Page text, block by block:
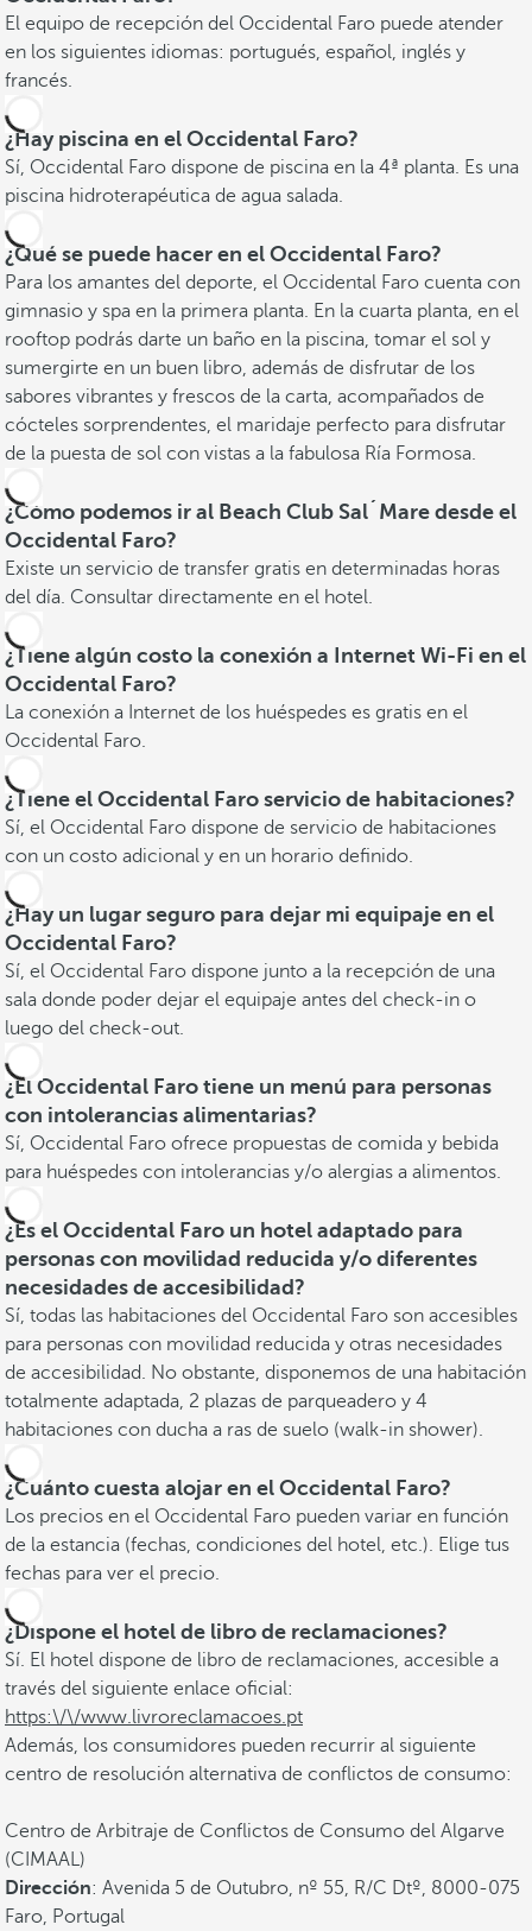
El equipo de recepción del Occidental Faro puede atender
en los siguientes idiomas: portugués, español, inglés y
francés.
¿Hay piscina en el Occidental Faro?
Sí, Occidental Faro dispone de piscina en la 4ª planta. Es una
piscina hidroterapéutica de agua salada.
¿Qué se puede hacer en el Occidental Faro?
Para los amantes del deporte, el Occidental Faro cuenta con
gimnasio y spa en la primera planta. En la cuarta planta, en el
rooftop podrás darte un baño en la piscina, tomar el sol y
sumergirte en un buen libro, además de disfrutar de los
sabores vibrantes y frescos de la carta, acompañados de
cócteles sorprendentes, el maridaje perfecto para disfrutar
de la puesta de sol con vistas a la fabulosa Ría Formosa.
¿Cómo podemos ir al Beach Club Sal´Mare desde el
Occidental Faro?
Existe un servicio de transfer gratis en determinadas horas
del día. Consultar directamente en el hotel.
¿Tiene algún costo la conexión a Internet Wi-Fi en el
Occidental Faro?
La conexión a Internet de los huéspedes es gratis en el
Occidental Faro.
¿Tiene el Occidental Faro servicio de habitaciones?
Sí, el Occidental Faro dispone de servicio de habitaciones
con un costo adicional y en un horario definido.
¿Hay un lugar seguro para dejar mi equipaje en el
Occidental Faro?
Sí, el Occidental Faro dispone junto a la recepción de una
sala donde poder dejar el equipaje antes del check-in o
luego del check-out.
¿El Occidental Faro tiene un menú para personas
con intolerancias alimentarias?
Sí, Occidental Faro ofrece propuestas de comida y bebida
para huéspedes con intolerancias y/o alergias a alimentos.
¿Es el Occidental Faro un hotel adaptado para
personas con movilidad reducida y/o diferentes
necesidades de accesibilidad?
Sí, todas las habitaciones del Occidental Faro son accesibles
para personas con movilidad reducida y otras necesidades
de accesibilidad. No obstante, disponemos de una habitación
totalmente adaptada, 2 plazas de parqueadero y 4
habitaciones con ducha a ras de suelo (walk-in shower).
¿Cuánto cuesta alojar en el Occidental Faro?
Los precios en el Occidental Faro pueden variar en función
de la estancia (fechas, condiciones del hotel, etc.). Elige tus
fechas para ver el precio.
¿Dispone el hotel de libro de reclamaciones?
Sí. El hotel dispone de libro de reclamaciones, accesible a
través del siguiente enlace oficial:
https:\/\/www.livroreclamacoes.pt
Además, los consumidores pueden recurrir al siguiente
centro de resolución alternativa de conflictos de consumo:
Centro de Arbitraje de Conflictos de Consumo del Algarve
(CIMAAL)
Dirección: Avenida 5 de Outubro, nº 55, R/C Dtº, 8000-075
Faro, Portugal